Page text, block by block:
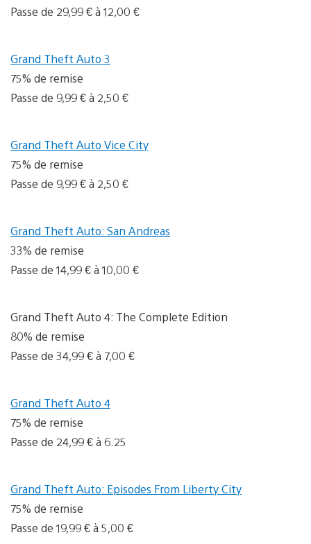
Passe de 29,99 € à 12,00 €
Grand Theft Auto 3
75% de remise
Passe de 9,99 € à 2,50 €
Grand Theft Auto Vice City
75% de remise
Passe de 9,99 € à 2,50 €
Grand Theft Auto: San Andreas
33% de remise
Passe de 14,99 € à 10,00 €
Grand Theft Auto 4: The Complete Edition
80% de remise
Passe de 34,99 € à 7,00 €
Grand Theft Auto 4
75% de remise
Passe de 24,99 € à 6.25
Grand Theft Auto: Episodes From Liberty City
75% de remise
Passe de 19,99 € à 5,00 €